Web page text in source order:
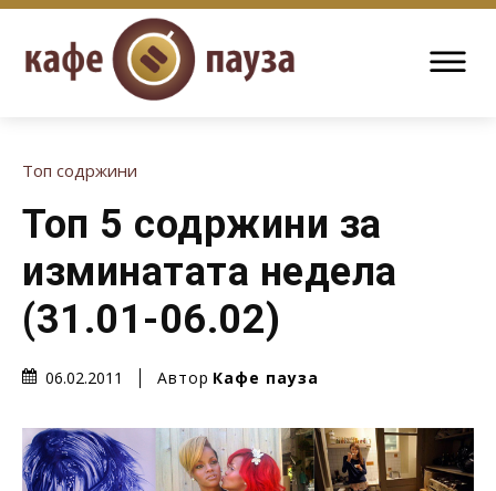
Топ содржини
Топ 5 содржини за
изминатата недела
(31.01-06.02)
06.02.2011 Автор Кафе пауза